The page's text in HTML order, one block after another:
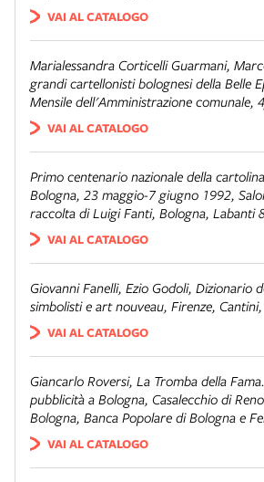
VAI AL CATALOGO
Marialessandra Corticelli Guarmani,
grandi cartellonisti bolognesi della Belle
Mensile dell'Amministrazione
VAI AL CATALOGO
Primo centenario nazionale della
Bologna, 23 maggio-7 giugno 1992,
raccolta di Luigi Fanti, Bologna, Labanti
VAI AL CATALOGO
Giovanni Fanelli, Ezio Godoli, Dizionario
simbolisti e art nouveau, Firenze,
VAI AL CATALOGO
Giancarlo Roversi, La Tromba della
pubblicità a Bologna, Casalecchio di
Bologna, Banca Popolare di Bologna e
VAI AL CATALOGO